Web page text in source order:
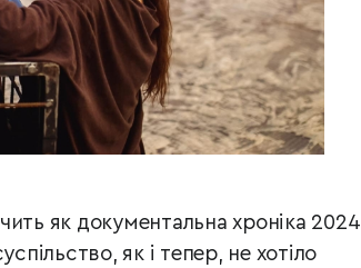
як документальна хроніка 2024
як і тепер, не хотіло